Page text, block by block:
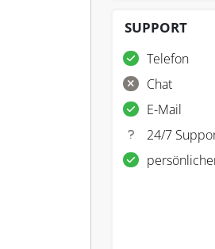
SUPPORT
Telefon
Chat
E-Mail
24/7